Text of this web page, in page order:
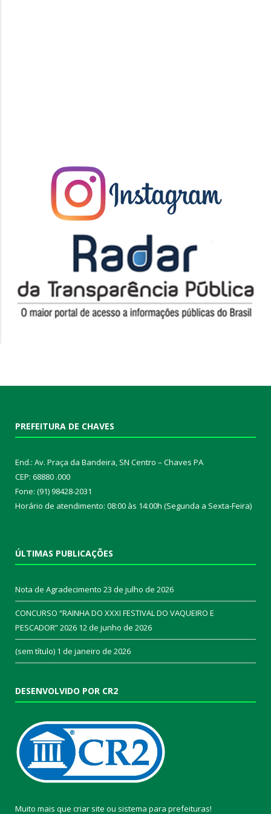
PREFEITURA DE CHAVES
End.: Av. Praça da Bandeira, SN Centro – Chaves PA
CEP: 68880 .000
Fone: (91) 98428-2031
Horário de atendimento: 08:00 às 14:00h (Segunda a Sexta-Feira)
ÚLTIMAS PUBLICAÇÕES
Nota de Agradecimento 23 de julho de 2026
CONCURSO “RAINHA DO XXXI FESTIVAL DO VAQUEIRO E
PESCADOR” 2026 12 de junho de 2026
(sem título) 1 de janeiro de 2026
DESENVOLVIDO POR CR2
Muito mais que criar site ou sistema para prefeituras!